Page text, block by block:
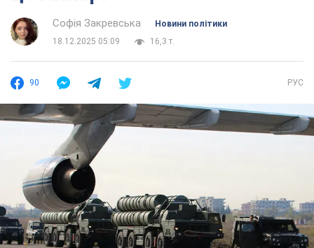
Софія Закревська
Новини політики
18.12.2025 05:09
16,3 т.
90 РУС